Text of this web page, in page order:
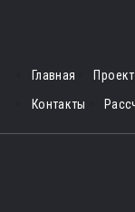
Главная
Контакты